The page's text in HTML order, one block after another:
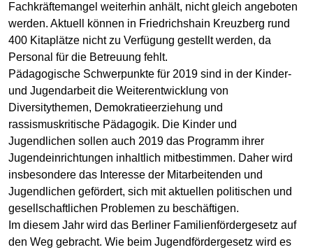
Fachkräftemangel weiterhin anhält, nicht gleich angeboten
werden. Aktuell können in Friedrichshain Kreuzberg rund
400 Kitaplätze nicht zu Verfügung gestellt werden, da
Personal für die Betreuung fehlt.
Pädagogische Schwerpunkte für 2019 sind in der Kinder-
und Jugendarbeit die Weiterentwicklung von
Diversitythemen, Demokratieerziehung und
rassismuskritische Pädagogik. Die Kinder und
Jugendlichen sollen auch 2019 das Programm ihrer
Jugendeinrichtungen inhaltlich mitbestimmen. Daher wird
insbesondere das Interesse der Mitarbeitenden und
Jugendlichen gefördert, sich mit aktuellen politischen und
gesellschaftlichen Problemen zu beschäftigen.
Im diesem Jahr wird das Berliner Familienfördergesetz auf
den Weg gebracht. Wie beim Jugendfördergesetz wird es